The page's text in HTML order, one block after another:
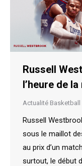
Russell
l’heure de
Actualité Basketball
Russell
sous le maillot
au prix d’un
surtout, le début